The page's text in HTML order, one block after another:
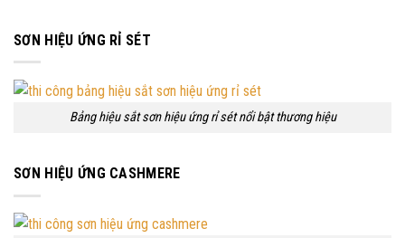
SƠN HIỆU ỨNG RỈ SÉT
Bảng hiệu sắt sơn hiệu ứng rỉ sét nổi bật thương hiệu
SƠN HIỆU ỨNG CASHMERE